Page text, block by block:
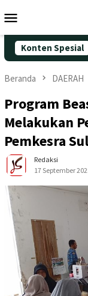
ke
Mobile
Konten Spesial
25 dengan Aksi
Beranda DAERAH
Program
Melakukan
Pemkesra
Redaksi
17 September